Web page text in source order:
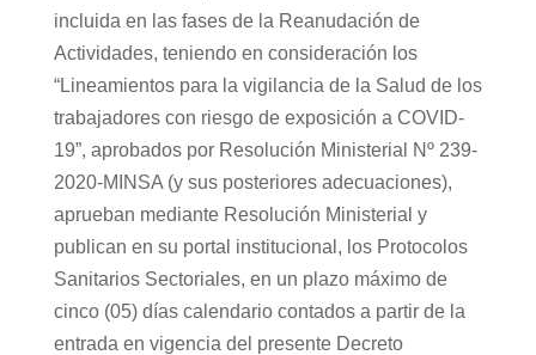
incluida en las fases de la Reanudación de
Actividades, teniendo en consideración los
“Lineamientos para la vigilancia de la Salud de los
trabajadores con riesgo de exposición a COVID-
19”, aprobados por Resolución Ministerial Nº 239-
2020-MINSA (y sus posteriores adecuaciones),
aprueban mediante Resolución Ministerial y
publican en su portal institucional, los Protocolos
Sanitarios Sectoriales, en un plazo máximo de
cinco (05) días calendario contados a partir de la
entrada en vigencia del presente Decreto